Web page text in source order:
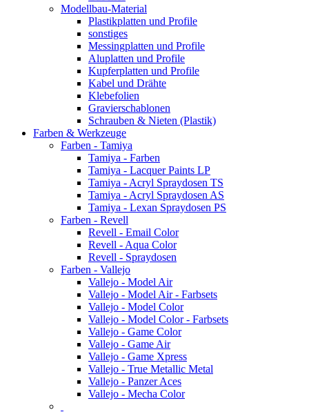
Modellbau-Material
Plastikplatten und Profile
sonstiges
Messingplatten und Profile
Aluplatten und Profile
Kupferplatten und Profile
Kabel und Drähte
Klebefolien
Gravierschablonen
Schrauben & Nieten (Plastik)
Farben & Werkzeuge
Farben - Tamiya
Tamiya - Farben
Tamiya - Lacquer Paints LP
Tamiya - Acryl Spraydosen TS
Tamiya - Acryl Spraydosen AS
Tamiya - Lexan Spraydosen PS
Farben - Revell
Revell - Email Color
Revell - Aqua Color
Revell - Spraydosen
Farben - Vallejo
Vallejo - Model Air
Vallejo - Model Air - Farbsets
Vallejo - Model Color
Vallejo - Model Color - Farbsets
Vallejo - Game Color
Vallejo - Game Air
Vallejo - Game Xpress
Vallejo - True Metallic Metal
Vallejo - Panzer Aces
Vallejo - Mecha Color